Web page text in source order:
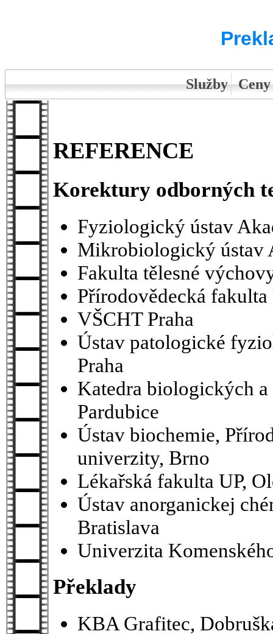
Služby Ceny
REFERENCE
Korektury odborných
Fyziologický ústav
Mikrobiologický ústav
Fakulta tělesné
Přírodovědecká
VŠCHT Praha
Ústav patologické
Praha
Katedra biologických
Pardubice
Ústav biochemie,
univerzity, Brno
Lékařská fakulta UP,
Ústav anorganickej
Bratislava
Univerzita
Překlady
KBA Grafitec,